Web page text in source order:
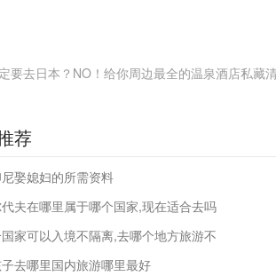
要去日本？NO！给你周边最全的温泉酒店私藏
荐
娶媳妇的所需资料
夫在哪里属于哪个国家,现在适合去吗
家可以入境不隔离,去哪个地方旅游不
去哪里国内旅游哪里最好